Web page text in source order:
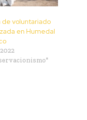
de voluntariado
en Humedal